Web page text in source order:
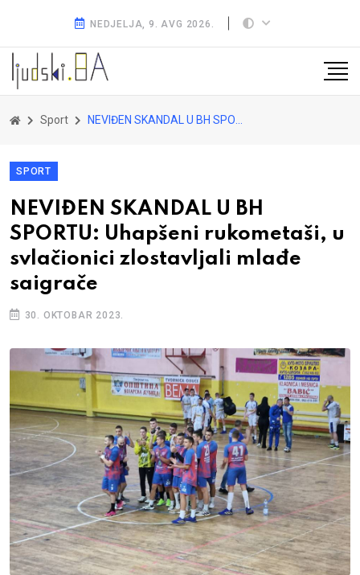
NEDJELJA, 9. AVG 2026.
Sport NEVIĐEN SKANDAL U BH SPORTU: Uhapšeni rukometaši, u svlačionici zlostavljali mlađe saigrače
SPORT
NEVIĐEN SKANDAL U BH
SPORTU: Uhapšeni rukometaši, u
svlačionici zlostavljali mlađe
saigrače
30. OKTOBAR 2023.